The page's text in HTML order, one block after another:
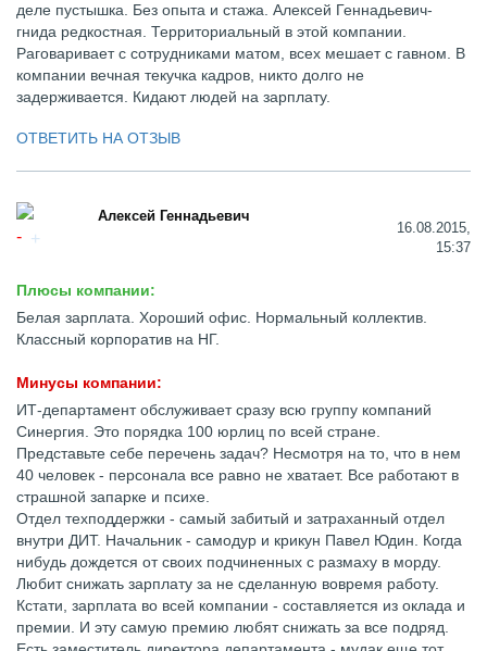
деле пустышка. Без опыта и стажа. Алексей Геннадьевич-
гнида редкостная. Территориальный в этой компании.
Раговаривает с сотрудниками матом, всех мешает с гавном. В
компании вечная текучка кадров, никто долго не
задерживается. Кидают людей на зарплату.
ОТВЕТИТЬ НА ОТЗЫВ
Алексей Геннадьевич
16.08.2015,
15:37
Плюсы компании:
Белая зарплата. Хороший офис. Нормальный коллектив.
Классный корпоратив на НГ.
Минусы компании:
ИТ-департамент обслуживает сразу всю группу компаний
Синергия. Это порядка 100 юрлиц по всей стране.
Представьте себе перечень задач? Несмотря на то, что в нем
40 человек - персонала все равно не хватает. Все работают в
страшной запарке и психе.
Отдел техподдержки - самый забитый и затраханный отдел
внутри ДИТ. Начальник - самодур и крикун Павел Юдин. Когда
нибудь дождется от своих подчиненных с размаху в морду.
Любит снижать зарплату за не сделанную вовремя работу.
Кстати, зарплата во всей компании - составляется из оклада и
премии. И эту самую премию любят снижать за все подряд.